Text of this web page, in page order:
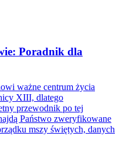
Poradnik dla
ważne centrum życia
XIII, dlatego
przewodnik po tej
Państwo zweryfikowane
mszy świętych, danych